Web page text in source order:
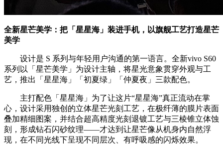
全新星芒美学：把「星星海」装进手机，以旗舰工艺打造星芒
美学
设计是 S 系列与年轻用户沟通的第一语言。全新vivo S60
系列以「星芒美学」为设计主轴，将星光意象贯穿外观与工
艺，推出「星星海」「初夏绿」「仲夏夜」三款配色。
主打配色「星星海」为了让这片“星星海”真正流动在掌
心，设计采用独创的立体星芒光刻工艺，在极纤薄的膜片表面
叠加精细图案，并结合超高精度光刻退镀工艺与三棱锥立体蚀
刻，形成钻石闪砂纹理——才达到让星芒像从机身内自然浮
现，在不同光线下呈现不同层次、有呼吸感的闪烁效果。